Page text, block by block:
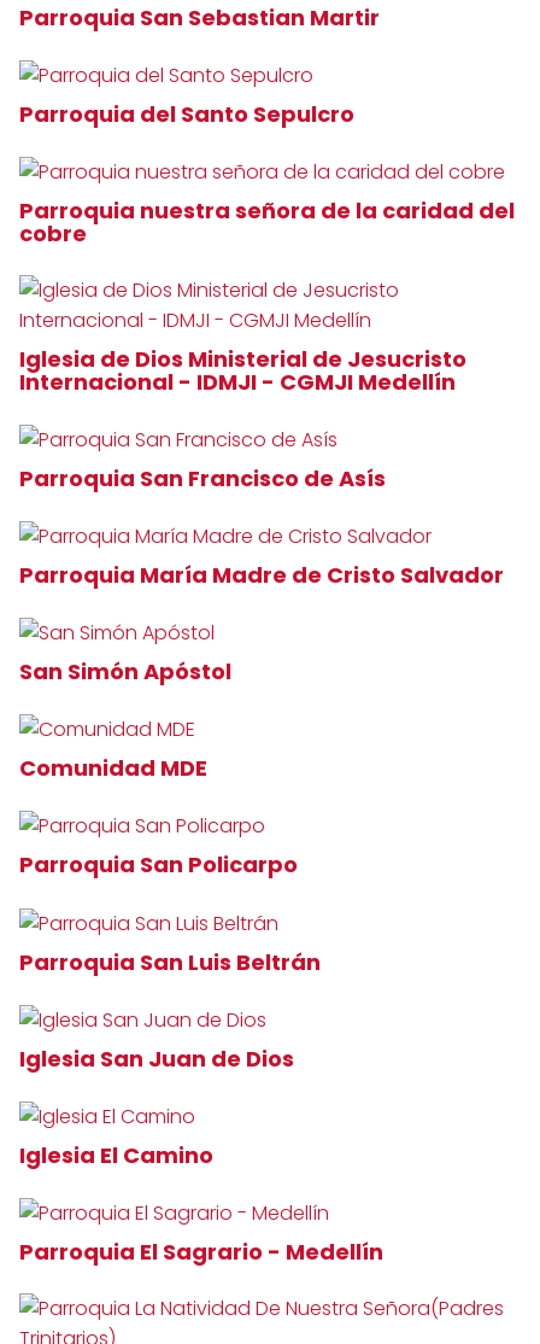
Parroquia San Sebastian Martir
Parroquia del Santo Sepulcro
Parroquia nuestra señora de la caridad del
cobre
Iglesia de Dios Ministerial de Jesucristo
Internacional - IDMJI - CGMJI Medellín
Parroquia San Francisco de Asís
Parroquia María Madre de Cristo Salvador
San Simón Apóstol
Comunidad MDE
Parroquia San Policarpo
Parroquia San Luis Beltrán
Iglesia San Juan de Dios
Iglesia El Camino
Parroquia El Sagrario - Medellín